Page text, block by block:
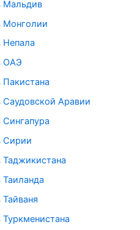
Мальдив
Монголии
Непала
ОАЭ
Саудовской Аравии
Сирии
Таджикистана